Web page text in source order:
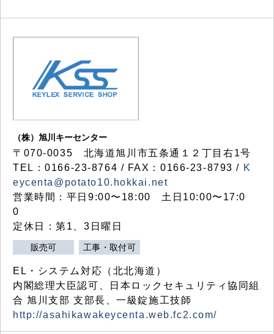
（株）旭川キーセンター
〒070-0035 北海道旭川市五条通１２丁目右1号
TEL：0166-23-8764 / FAX：0166-23-8793 / K
eycenta@potato10.hokkai.net
営業時間：平日9:00〜18:00 土日10:00〜17:0
0
定休日：第1、3日曜日
販売可 工事・取付可
EL・システム対応（北北海道）
内閣総理大臣認可、日本ロックセキュリティ協同組
合 旭川支部 支部長、一級錠施工技師
http://asahikawakeycenta.web.fc2.com/